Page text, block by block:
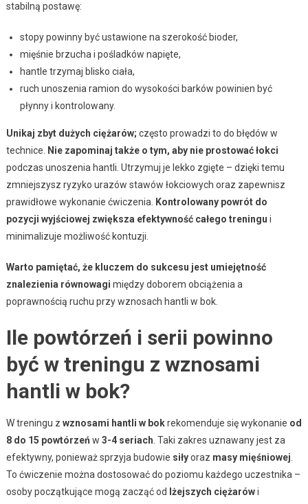
stabilną postawę:
stopy powinny być ustawione na szerokość bioder,
mięśnie brzucha i pośladków napięte,
hantle trzymaj blisko ciała,
ruch unoszenia ramion do wysokości barków powinien być
płynny i kontrolowany.
Unikaj zbyt dużych ciężarów; często prowadzi to do błędów w
technice.
Nie zapominaj także o tym, aby nie prostować łokci
podczas unoszenia hantli. Utrzymuj je lekko zgięte – dzięki temu
zmniejszysz ryzyko urazów stawów łokciowych oraz zapewnisz
prawidłowe wykonanie ćwiczenia.
Kontrolowany powrót do
pozycji wyjściowej zwiększa efektywność całego treningu i
minimalizuje możliwość kontuzji.
Warto pamiętać, że kluczem do sukcesu jest umiejętność
znalezienia równowagi między doborem obciążenia a
poprawnością ruchu przy wznosach hantli w bok.
Ile powtórzeń i serii powinno
być w treningu z wznosami
hantli w bok?
W treningu z wznosami hantli w bokrekomenduje się wykonanie od
8 do 15 powtórzeń w 3-4 seriach . Taki zakres uznawany jest za
efektywny, ponieważ sprzyja budowie siłyoraz masy mięśniowej
To ćwiczenie można dostosować do poziomu każdego uczestnika –
osoby początkujące mogą zacząć od lżejszych ciężarówi